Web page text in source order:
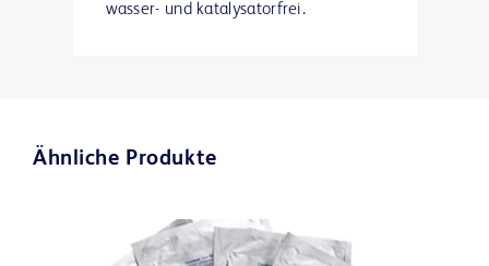
wasser- und katalysatorfrei.
Ähnliche Produkte